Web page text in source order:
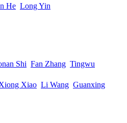
He Long Yin
Shi Fan Zhang Tingwu
Xiao Li Wang Guanxing